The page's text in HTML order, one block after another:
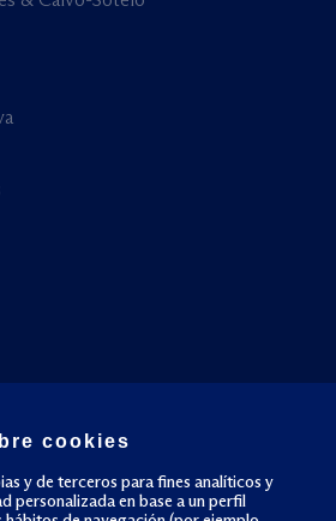
cookies
y de terceros para fines analíticos y
personalizada en base a un perfil